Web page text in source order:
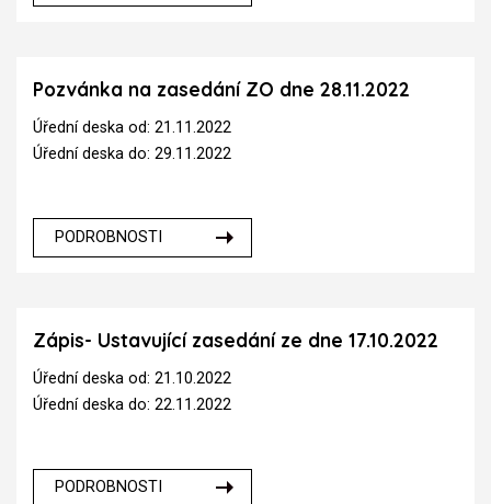
Pozvánka na zasedání ZO dne 28.11.2022
Úřední deska od: 21.11.2022
Úřední deska do: 29.11.2022
PODROBNOSTI
Zápis- Ustavující zasedání ze dne 17.10.2022
Úřední deska od: 21.10.2022
Úřední deska do: 22.11.2022
PODROBNOSTI